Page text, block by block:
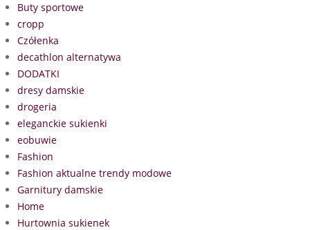
Buty sportowe
cropp
Czółenka
decathlon alternatywa
DODATKI
dresy damskie
drogeria
eleganckie sukienki
eobuwie
Fashion
Fashion aktualne trendy modowe
Garnitury damskie
Home
Hurtownia sukienek